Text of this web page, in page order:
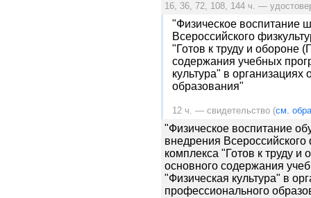
16, 36, 72, 108, 144 ч. —
"Физическое воспитание
Всероссийского
"Готов к труду и обороне
содержания учебных
культура" в
образования"
12 ч. — свидетельство (см.
"Физическое воспитание
внедрения Всероссийского
комплекса "Готов к труду
основного содержания
"Физическая культура" в
профессионального